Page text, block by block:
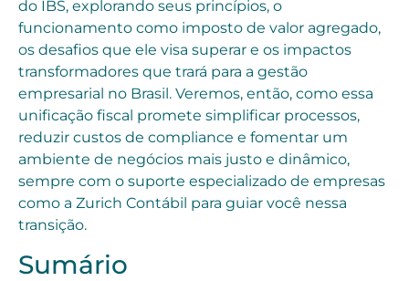
do IBS, explorando seus princípios, o
funcionamento como imposto de valor agregado,
os desafios que ele visa superar e os impactos
transformadores que trará para a gestão
empresarial no Brasil. Veremos, então, como essa
unificação fiscal promete simplificar processos,
reduzir custos de compliance e fomentar um
ambiente de negócios mais justo e dinâmico,
sempre com o suporte especializado de empresas
como a Zurich Contábil para guiar você nessa
transição.
Sumário